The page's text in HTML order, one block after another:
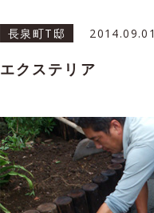
長泉町T邸 2014.09.01
エクステリア